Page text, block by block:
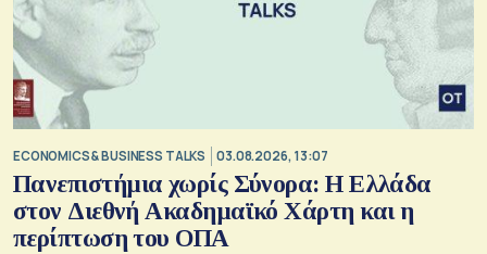
ECONOMICS & BUSINESS TALKS 03.08.2026, 13:07
Πανεπιστήμια χωρίς Σύνορα: Η Ελλάδα
στον Διεθνή Ακαδημαϊκό Χάρτη και η
περίπτωση του ΟΠΑ